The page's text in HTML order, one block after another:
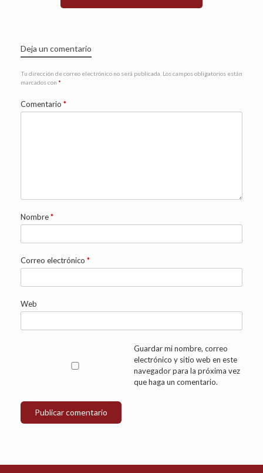
Deja un comentario
Tu dirección de correo electrónico no será publicada. Los campos obligatorios están
marcados con *
Comentario *
Nombre*
Correo electrónico *
Web
Guardar mi nombre, correo
electrónico y sitio web en este
navegador para la próxima vez
que haga un comentario.